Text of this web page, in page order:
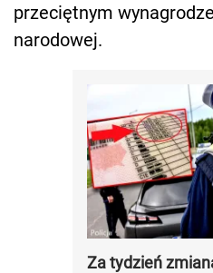
przeciętnym
narodowej.
Za tydzień